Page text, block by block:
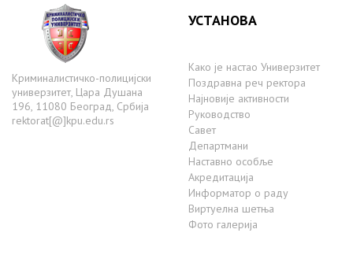
Криминалистичко-полицијски
универзитет, Цара Душана
196, 11080 Београд, Србија
rektorat[@]kpu.edu.rs
УСТАНОВА
Како је настаo Универзитет
Поздравна реч ректора
Најновије активности
Руководство
Савет
Департмани
Наставно особље
Акредитација
Информатор о раду
Виртуелна шетња
Фото галерија